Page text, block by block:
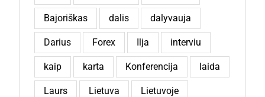
Bajoriškas dalis dalyvauja
Darius Forex Ilja interviu
kaip karta Konferencija laida
Laurs Lietuva Lietuvoje